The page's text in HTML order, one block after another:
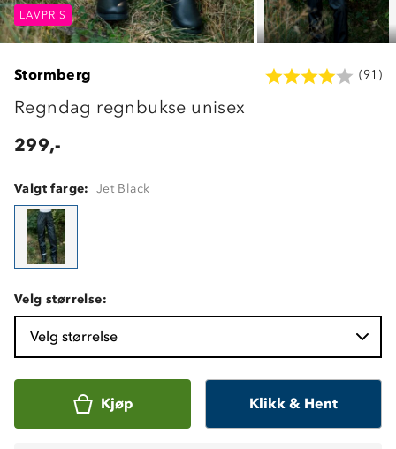
LAVPRIS LAVPRIS
LAVPRIS
Stormberg (91)
Regndag regnbukse unisex
299,-
Valgt farge: Jet Black
Velg størrelse:
Velg størrelse
Kjøp Klikk & Hent